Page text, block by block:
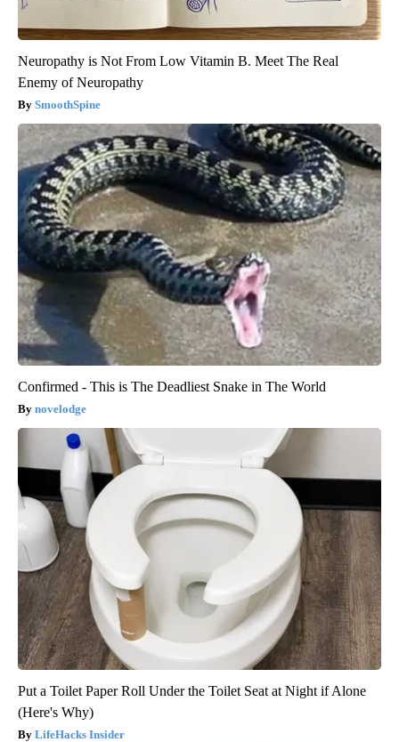
Neuropathy is Not From Low Vitamin B. Meet The Real
Enemy of Neuropathy
SmoothSpine
Confirmed - This is The Deadliest Snake in The World
novelodge
Put a Toilet Paper Roll Under the Toilet Seat at Night if Alone
(Here's Why)
LifeHacks Insider